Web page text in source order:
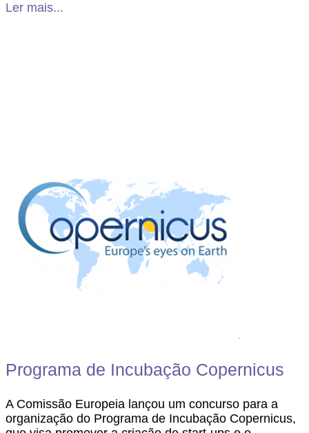
Ler mais...
Programa de Incubação Copernicus
A Comissão Europeia lançou um concurso para a
organização do Programa de Incubação Copernicus,